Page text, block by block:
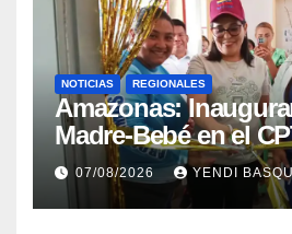
NOTICIAS REGIONALES
​Amazonas:
Madre-Bebé en el
del Aeropuerto
Rincón
07/08/2026 YENDI